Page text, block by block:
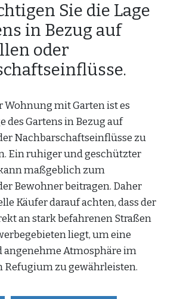
Sie die Lage
in Bezug auf
oder
Wohnung mit Garten ist es
des Gartens in Bezug auf
Nachbarschaftseinflüsse zu
Ein ruhiger und geschützter
maßgeblich zum
Bewohner beitragen. Daher
Käufer darauf achten, dass der
an stark befahrenen Straßen
liegt, um eine
angenehme Atmosphäre im
Refugium zu gewährleisten.